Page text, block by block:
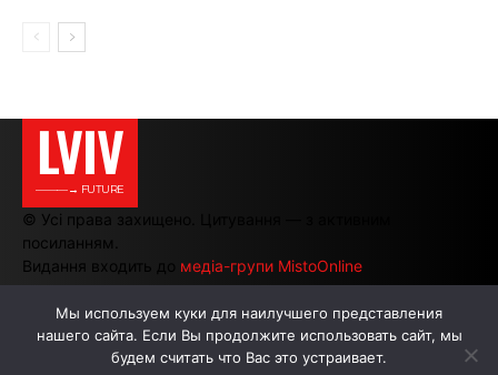
LVIV
———→ FUTURE
© Усі права захищено. Цитування — з активним
посиланням.
Видання входить до медіа-групи MistoOnline
АВТОРИ РЕКЛАМА НА САЙТІ
Мы используем куки для наилучшего представления
нашего сайта. Если Вы продолжите использовать сайт, мы
будем считать что Вас это устраивает.